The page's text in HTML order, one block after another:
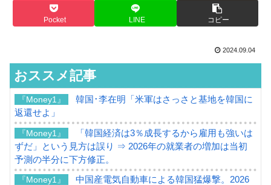
Pocket LINE コピー
2024.09.04
おススメ記事
『Money1』
韓国･李在明「米軍はさっさと基地を韓国に
返還せよ」
『Money1』
「韓国経済は3％成長するから雇用も強いは
ずだ」という見方は誤り ⇒ 2026年の就業者の増加は当初
予測の半分に下方修正。
『Money1』
中国産電気自動車による韓国猛爆撃。2026